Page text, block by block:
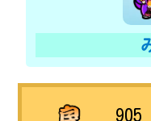
905